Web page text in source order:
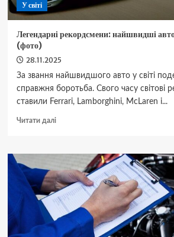
У світі
Легендарні рекордсмени: найшвидші
(фото)
28.11.2025
За звання найшвидшого авто у світі
справжня боротьба. Свого часу світові
ставили Ferrari, Lamborghini, McLaren і...
Читати даліДокладніше
рекордсмени:
найшвидші
автомобілі
в
історії
(фото)